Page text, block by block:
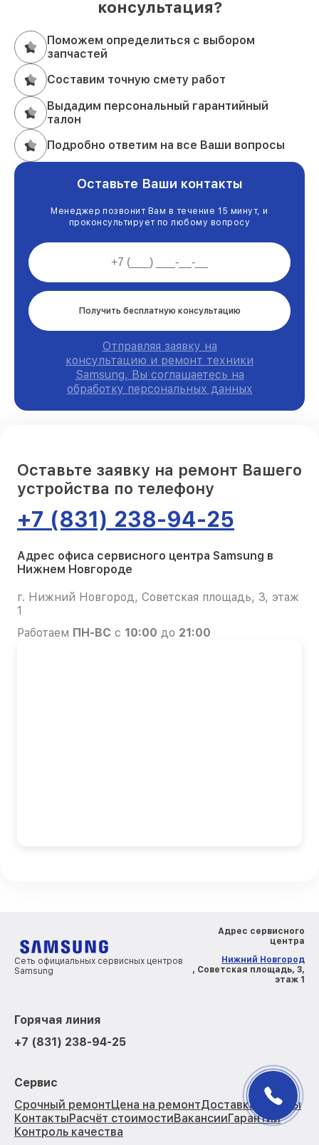
консультация?
Поможем определиться с выбором
запчастей
Составим точную смету работ
Выдадим персональный гарантийный
талон
Подробно ответим на все Ваши вопросы
Оставьте Ваши контакты
Менеджер позвонит Вам в течение 15 минут, и
проконсультирует по любому вопросу
Получить бесплатную консультацию
Отправляя заявку на
консультацию и ремонт техники
Samsung, Вы соглашаетесь на
обработку персональных данных
Оставьте заявку на ремонт Вашего
устройства по телефону
+7 (831) 238-94-25
Адрес офиса сервисного центра Samsung в
Нижнем Новгороде
г. Нижний Новгород, Советская площадь, 3, этаж
1
Работаем ПН-ВС с 10:00 до 21:00
Сеть официальных сервисных центров
Samsung
Адрес сервисного
центра
Нижний Новгород
, Советская площадь, 3,
этаж 1
Горячая линия
+7 (831) 238-94-25
Сервис
Срочный ремонтЦена на ремонтДоставка
Отзывы
КонтактыРасчёт стоимостиВакансииГарантии
Контроль качества